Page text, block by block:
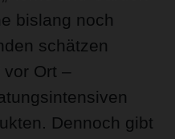
bislang noch
schätzen
Ort –
Dennoch gibt